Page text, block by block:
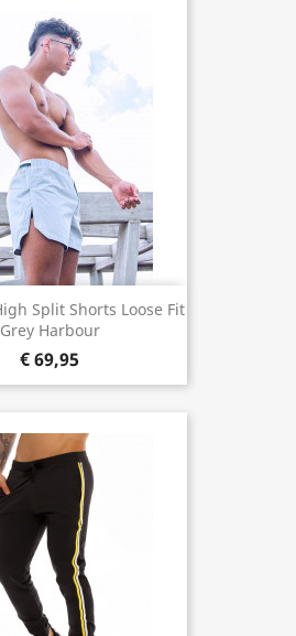
Split Shorts Loose Fit
Grey Harbour
€ 69,95